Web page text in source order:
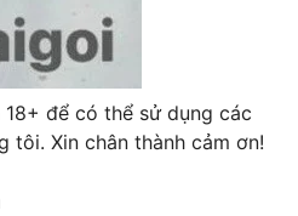
để có thể sử dụng các
tôi. Xin chân thành cảm ơn!